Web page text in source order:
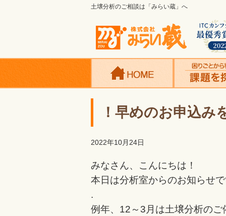
土壌分析のご相談は「みらい蔵」へ
！早めのお申込み
2022年10月24日
みなさん、こんにちは！
本日は分析室からのお知らせ
.
例年、12～3月は土壌分析のご